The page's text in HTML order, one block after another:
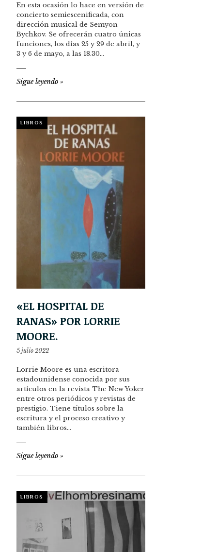
En esta ocasión lo hace en versión de
concierto semiescenificada, con
dirección musical de Semyon
Bychkov. Se ofrecerán cuatro únicas
funciones, los días 25 y 29 de abril, y
3 y 6 de mayo, a las 18.30…
Sigue leyendo »
LIBROS
«EL HOSPITAL DE
RANAS» POR LORRIE
MOORE.
5 julio 2022
Lorrie Moore es una escritora
estadounidense conocida por sus
artículos en la revista The New Yoker
entre otros periódicos y revistas de
prestigio. Tiene títulos sobre la
escritura y el proceso creativo y
también libros…
Sigue leyendo »
LIBROS